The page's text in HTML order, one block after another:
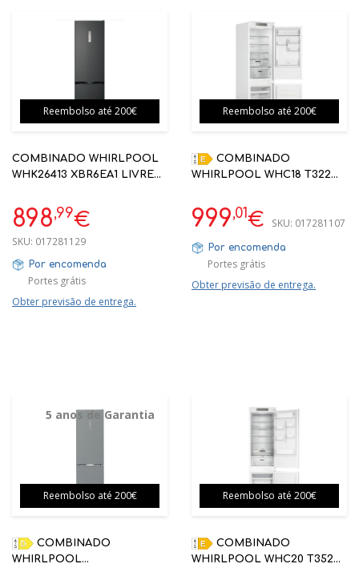
Reembolso até 200€
COMBINADO WHIRLPOOL
WHK26413 XBR6EA1 LIVRE
898,99€
SKU: 017281129
Por encomenda
Portes grátis
Obter previsão de entrega.
Reembolso até 200€
COMBINADO
WHIRLPOOL WHC18 T322
XL54 X54,5
999,01€ SKU: 017281107
Por encomenda
Portes grátis
Obter previsão de entrega.
5 anos de Garantia
Reembolso até 200€
COMBINADO
WHIRLPOOL
Reembolso até 200€
COMBINADO
WHIRLPOOL WHC20 T352